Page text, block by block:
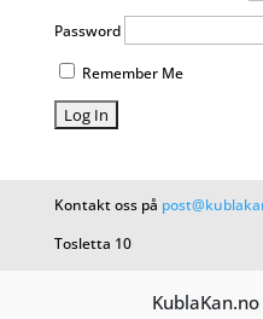
Password
Remember Me
Kontakt oss på
Tosletta 10